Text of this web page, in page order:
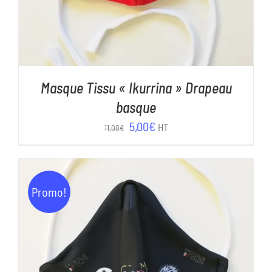
Masque Tissu « Ikurrina » Drapeau
basque
11,00€
Le
était :
11,00€.
5,00€Le
actuel
5,00€.
HT
Promo!